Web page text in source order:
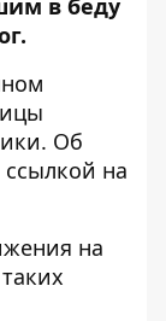
в беду
Об
на
на